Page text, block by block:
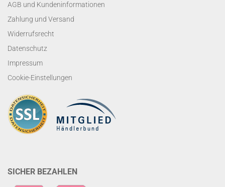
AGB und Kundeninformationen
Zahlung und Versand
Widerrufsrecht
Datenschutz
Impressum
Cookie-Einstellungen
SICHER BEZAHLEN